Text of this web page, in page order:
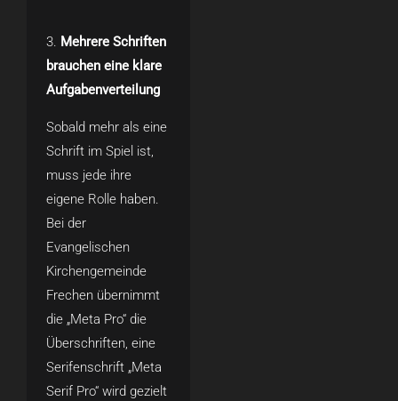
Mehrere Schriften
brauchen eine klare
Aufgabenverteilung
Sobald mehr als eine
Schrift im Spiel ist,
muss jede ihre
eigene Rolle haben.
Bei der
Evangelischen
Kirchengemeinde
Frechen übernimmt
die „Meta Pro“ die
Überschriften, eine
Serifenschrift „Meta
Serif Pro“ wird gezielt